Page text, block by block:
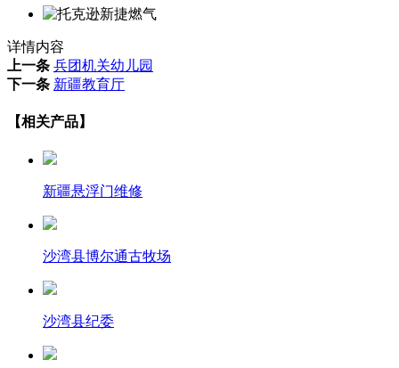
详情内容
上一条 兵团机关幼儿园
下一条 新疆教育厅
【相关产品】
新疆悬浮门维修
沙湾县博尔通古牧场
沙湾县纪委